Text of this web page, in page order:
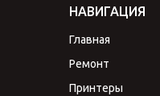
НАВИГАЦИЯ
Главная
Ремонт
Принтеры